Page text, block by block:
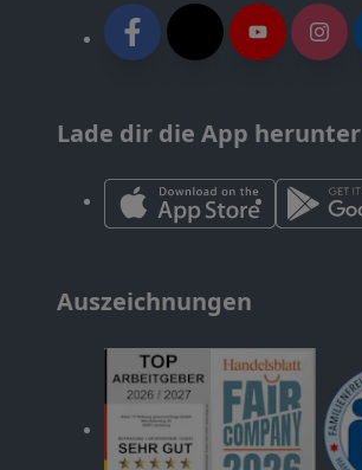
Lade dir die App herunter
Auszeichnungen